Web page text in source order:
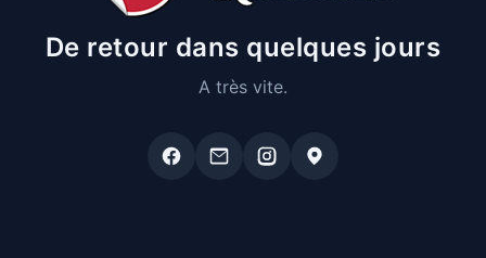
De retour dans quelques jours
A très vite.